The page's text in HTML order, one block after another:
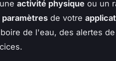
activité physique ou un
paramètres de votre
de l'eau, des alertes